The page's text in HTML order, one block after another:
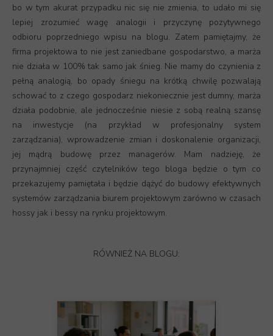
RÓWNIEŻ NA BLOGU:
bo w tym akurat przypadku nic się nie zmienia, to udało mi się
lepiej zrozumieć wagę analogii i przyczynę pozytywnego
odbioru poprzedniego wpisu na blogu. Zatem pamiętajmy, że
firma projektowa to nie jest zaniedbane gospodarstwo, a marża
nie działa w 100% tak samo jak śnieg. Nie mamy do czynienia z
pełną analogią, bo opady śniegu na krótką chwilę pozwalają
schować to z czego gospodarz niekoniecznie jest dumny, marża
działa podobnie, ale jednocześnie niesie z sobą realną szansę
na inwestycje (na przykład w profesjonalny system
zarządzania), wprowadzenie zmian i doskonalenie organizacji,
jej mądrą budowę przez managerów. Mam nadzieję, że
przynajmniej część czytelników tego bloga będzie o tym co
przekazujemy pamiętała i będzie dążyć do budowy efektywnych
systemów zarządzania biurem projektowym zarówno w czasach
hossy jak i bessy na rynku projektowym.